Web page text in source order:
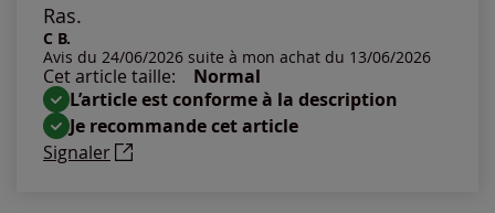
Ras.
C B.
Avis du 24/06/2026 suite à mon achat du 13/06/2026
Cet article taille:
Normal
L’article est conforme à la description
Je recommande cet article
Signaler